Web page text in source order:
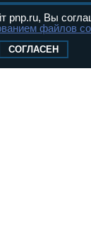
05
Эл № ФС77-
pnp.ru, Вы
файлов
СОГЛАСЕН